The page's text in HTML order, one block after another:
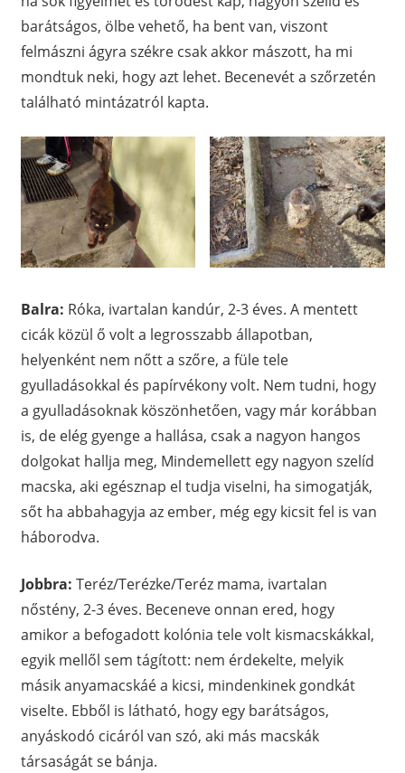
barátságos, ölbe vehető, ha bent van, viszont
felmászni ágyra székre csak akkor mászott, ha mi
mondtuk neki, hogy azt lehet. Becenevét a szőrzetén
található mintázatról kapta.
Balra: Róka, ivartalan kandúr, 2-3 éves. A mentett
cicák közül ő volt a legrosszabb állapotban,
helyenként nem nőtt a szőre, a füle tele
gyulladásokkal és papírvékony volt. Nem tudni, hogy
a gyulladásoknak köszönhetően, vagy már korábban
is, de elég gyenge a hallása, csak a nagyon hangos
dolgokat hallja meg, Mindemellett egy nagyon szelíd
macska, aki egésznap el tudja viselni, ha simogatják,
sőt ha abbahagyja az ember, még egy kicsit fel is van
háborodva.
Jobbra: Teréz/Terézke/Teréz mama, ivartalan
nőstény, 2-3 éves. Beceneve onnan ered, hogy
amikor a befogadott kolónia tele volt kismacskákkal,
egyik mellől sem tágított: nem érdekelte, melyik
másik anyamacskáé a kicsi, mindenkinek gondkát
viselte. Ebből is látható, hogy egy barátságos,
anyáskodó cicáról van szó, aki más macskák
társaságát se bánja.